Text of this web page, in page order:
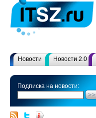
Новости Новости 2.0
Подписка на новости: